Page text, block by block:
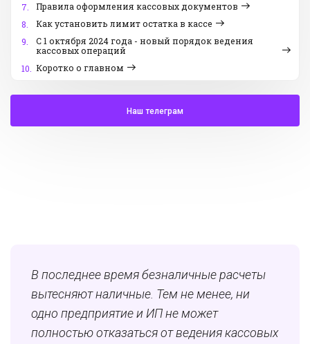
7.
Правила оформления кассовых документов
8.
Как установить лимит остатка в кассе
9.
С 1 октября 2024 года - новый порядок ведения
кассовых операций
10. Коротко о главном
Наш телеграм
В последнее время безналичные расчеты
вытесняют наличные. Тем не менее, ни
одно предприятие и ИП не может
полностью отказаться от ведения кассовых